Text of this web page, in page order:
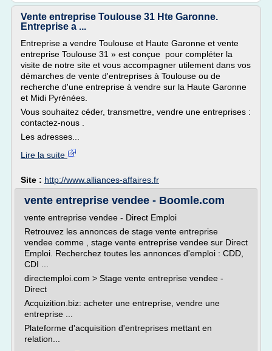
Vente entreprise Toulouse 31 Hte Garonne.
Entreprise a ...
Entreprise a vendre Toulouse et Haute Garonne et vente
entreprise Toulouse 31 » est conçue pour compléter la
visite de notre site et vous accompagner utilement dans vos
démarches de vente d'entreprises à Toulouse ou de
recherche d'une entreprise à vendre sur la Haute Garonne
et Midi Pyrénées.
Vous souhaitez céder, transmettre, vendre une entreprises :
contactez-nous .
Les adresses...
Lire la suite
Site : http://www.alliances-affaires.fr
vente entreprise vendee - Boomle.com
vente entreprise vendee - Direct Emploi
Retrouvez les annonces de stage vente entreprise
vendee comme , stage vente entreprise vendee sur Direct
Emploi. Recherchez toutes les annonces d'emploi : CDD,
CDI ...
directemploi.com > Stage vente entreprise vendee -
Direct
Acquizition.biz: acheter une entreprise, vendre une
entreprise ...
Plateforme d'acquisition d'entreprises mettant en
relation...